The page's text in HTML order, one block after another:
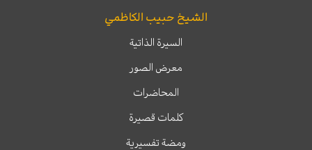
الشيخ حبيب الكاظمي
السيرة الذاتية
معرض الصور
المحاضرات
كلمات قصيرة
ومضة تفسيرية